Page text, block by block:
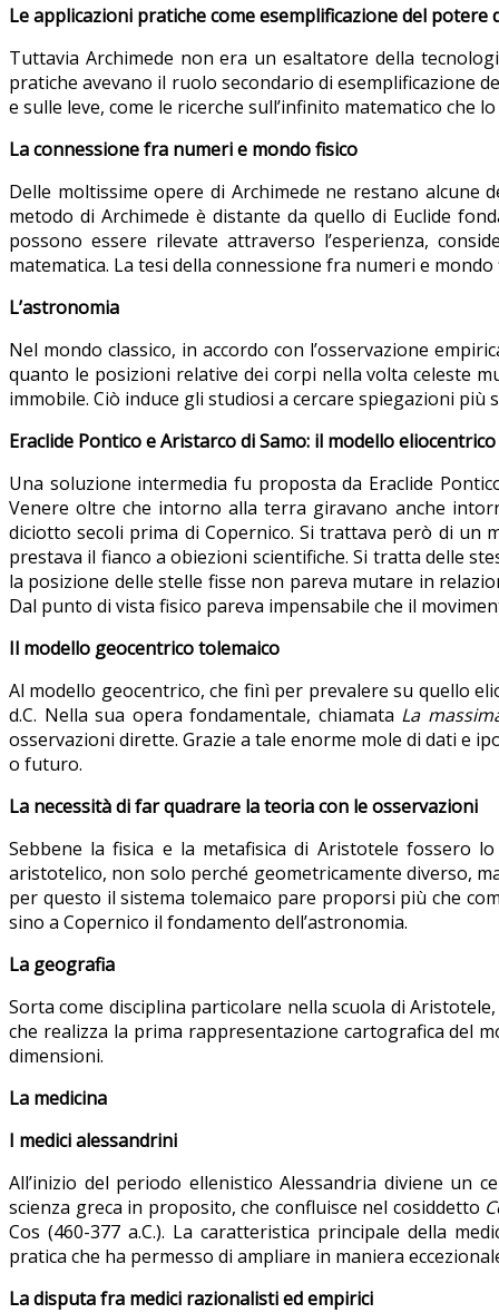
Le applicazioni pratiche come esemplificazione del potere
Tuttavia Archimede non era un esaltatore della
pratiche avevano il ruolo secondario di esemplificazione
e sulle leve, come le ricerche sull’infinito matematico che
La connessione fra numeri e mondo fisico
Delle moltissime opere di Archimede ne restano alcune
metodo di Archimede è distante da quello di Euclide
possono essere rilevate attraverso l’esperienza,
matematica. La tesi della connessione fra numeri e
L’astronomia
Nel mondo classico, in accordo con l’osservazione
quanto le posizioni relative dei corpi nella volta celeste
immobile. Ciò induce gli studiosi a cercare spiegazioni
Eraclide Pontico e Aristarco di Samo: il modello eliocentrico
Una soluzione intermedia fu proposta da Eraclide
Venere oltre che intorno alla terra giravano anche
diciotto secoli prima di Copernico. Si trattava però di un
prestava il fianco a obiezioni scientifiche. Si tratta delle
la posizione delle stelle fisse non pareva mutare in
Dal punto di vista fisico pareva impensabile che il
Il modello geocentrico tolemaico
Al modello geocentrico, che finì per prevalere su quello
d.C. Nella sua opera fondamentale, chiamata La
osservazioni dirette. Grazie a tale enorme mole di dati e
o futuro.
La necessità di far quadrare la teoria con le osservazioni
Sebbene la fisica e la metafisica di Aristotele fossero
aristotelico, non solo perché geometricamente diverso,
per questo il sistema tolemaico pare proporsi più che
sino a Copernico il fondamento dell’astronomia.
La geografia
Sorta come disciplina particolare nella scuola di
che realizza la prima rappresentazione cartografica del
dimensioni.
La medicina
I medici alessandrini
All’inizio del periodo ellenistico Alessandria diviene
scienza greca in proposito, che confluisce nel cosiddetto
Cos (460-377 a.C.). La caratteristica principale della
pratica che ha permesso di ampliare in maniera
La disputa fra medici razionalisti ed empirici